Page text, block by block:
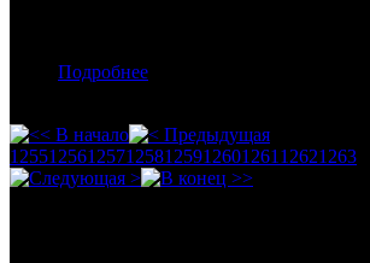
Подробнее
1255125612571258125912601261 12621263